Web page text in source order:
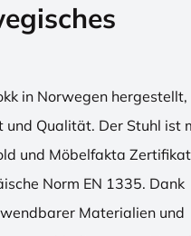
in Norwegen hergestellt,
und Qualität. Der Stuhl ist
und Möbelfakta Zertifikat
Norm EN 1335. Dank
Materialien und